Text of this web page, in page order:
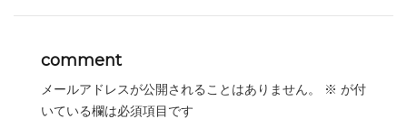
comment
メールアドレスが公開されることはありません。 ※ が付
いている欄は必須項目です